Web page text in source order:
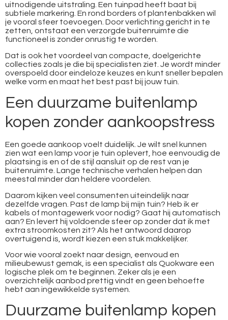
uitnodigende uitstraling. Een tuinpad heeft baat bij
subtiele markering. En rond borders of plantenbakken wil
je vooral sfeer toevoegen. Door verlichting gericht in te
zetten, ontstaat een verzorgde buitenruimte die
functioneel is zonder onrustig te worden.
Dat is ook het voordeel van compacte, doelgerichte
collecties zoals je die bij specialisten ziet. Je wordt minder
overspoeld door eindeloze keuzes en kunt sneller bepalen
welke vorm en maat het best past bij jouw tuin.
Een duurzame buitenlamp
kopen zonder aankoopstress
Een goede aankoop voelt duidelijk. Je wilt snel kunnen
zien wat een lamp voor je tuin oplevert, hoe eenvoudig de
plaatsing is en of de stijl aansluit op de rest van je
buitenruimte. Lange technische verhalen helpen dan
meestal minder dan heldere voordelen.
Daarom kijken veel consumenten uiteindelijk naar
dezelfde vragen. Past de lamp bij mijn tuin? Heb ik er
kabels of montagewerk voor nodig? Gaat hij automatisch
aan? En levert hij voldoende sfeer op zonder dat ik met
extra stroomkosten zit? Als het antwoord daarop
overtuigend is, wordt kiezen een stuk makkelijker.
Voor wie vooral zoekt naar design, eenvoud en
milieubewust gemak, is een specialist als Quokware een
logische plek om te beginnen. Zeker als je een
overzichtelijk aanbod prettig vindt en geen behoefte
hebt aan ingewikkelde systemen.
Duurzame buitenlamp kopen